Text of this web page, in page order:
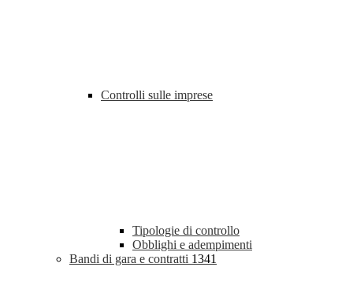
Controlli sulle imprese
Tipologie di controllo
Obblighi e adempimenti
Bandi di gara e contratti 1341